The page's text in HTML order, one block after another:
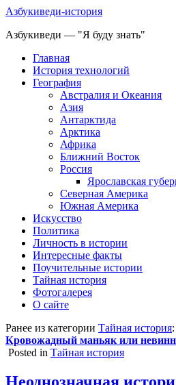
Азбукиведи-история
Азбукиведи — "Я буду знать"
Главная
История технологий
География
Австралия и Океания
Азия
Антарктида
Арктика
Африка
Ближний Восток
Россия
Ярославская
Северная Америка
Южная Америка
Искусство
Политика
Личность в истории
Интересные факты
Поучительные истории
Тайная история
Фотогалерея
О сайте
Ранее из категории Тайная история:
Кровожадный маньяк или
Posted in Тайная история